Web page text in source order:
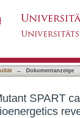
→ Dokumentanzeige
SPART